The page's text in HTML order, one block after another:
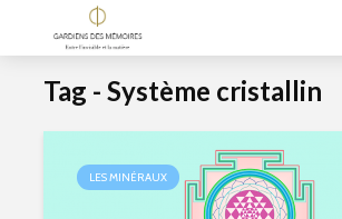
Tag - Système cristallin
LES MINÉRAUX